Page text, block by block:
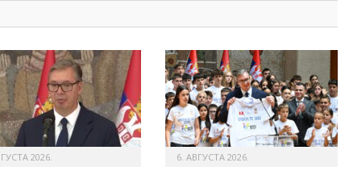
2026. 6. АВГУСТА 2026.